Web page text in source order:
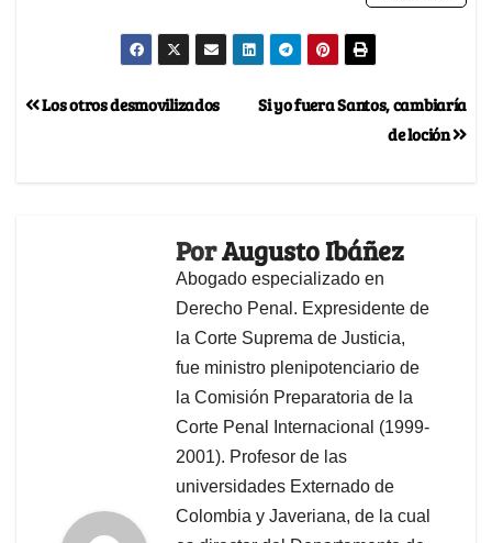
Si yo fuera Santos, cambiaría
de loción
Los otros desmovilizados
PorAugusto Ibáñez
Abogado especializado en
Derecho Penal. Expresidente de
la Corte Suprema de Justicia,
fue ministro plenipotenciario de
la Comisión Preparatoria de la
Corte Penal Internacional (1999-
2001). Profesor de las
universidades Externado de
Colombia y Javeriana, de la cual